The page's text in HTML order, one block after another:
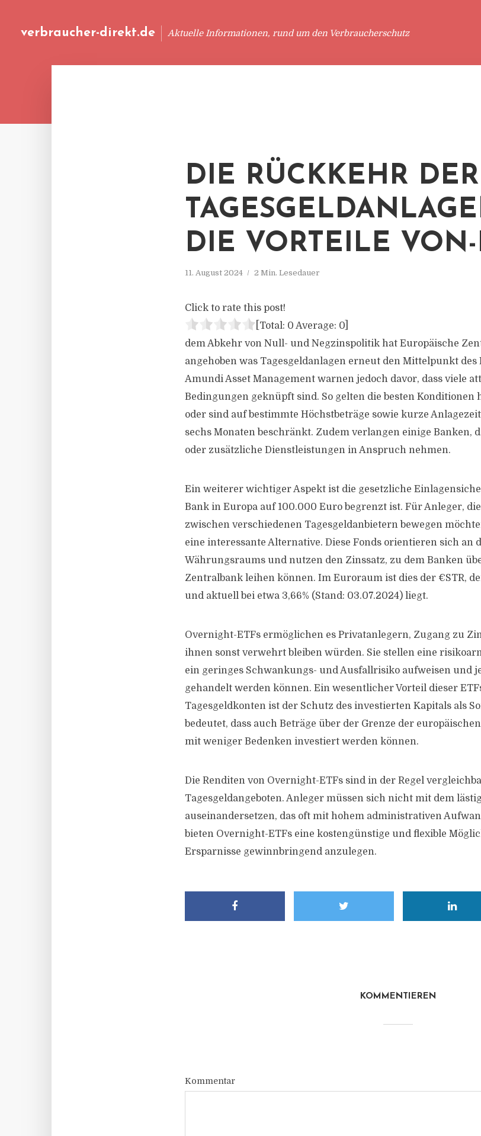
verbraucher-direkt.de Aktuelle Informationen, rund um den Verbraucherschutz
DIE RÜCKKEHR DER
DIE VORTEILE VON-
11. August 2024 2 Min. Lesedauer
Click to rate this post!
[Total: 0 Average: 0
dem Abkehr von Null- und Negzinspolitik hat Europäische
angehoben was Tagesgeldanlagen erneut den Mittelpunkt
Amundi Asset Management warnen jedoch davor, dass viele
Bedingungen geknüpft sind. So gelten die besten
oder sind auf bestimmte Höchstbeträge sowie kurze
sechs Monaten beschränkt. Zudem verlangen einige Banken,
oder zusätzliche Dienstleistungen in Anspruch nehmen.
Ein weiterer wichtiger Aspekt ist die gesetzliche
Bank in Europa auf 100.000 Euro begrenzt ist. Für Anleger,
zwischen verschiedenen Tagesgeldanbietern bewegen
eine interessante Alternative. Diese Fonds orientieren sich an
Währungsraums und nutzen den Zinssatz, zu dem Banken
Zentralbank leihen können. Im Euroraum ist dies der €STR,
und aktuell bei etwa 3,66% (Stand: 03.07.2024) liegt.
Overnight-ETFs ermöglichen es Privatanlegern, Zugang zu
ihnen sonst verwehrt bleiben würden. Sie stellen eine
ein geringes Schwankungs- und Ausfallrisiko aufweisen und
gehandelt werden können. Ein wesentlicher Vorteil dieser
Tagesgeldkonten ist der Schutz des investierten Kapitals als
bedeutet, dass auch Beträge über der Grenze der
mit weniger Bedenken investiert werden können.
Die Renditen von Overnight-ETFs sind in der Regel
Tagesgeldangeboten. Anleger müssen sich nicht mit dem
auseinandersetzen, das oft mit hohem administrativen
bieten Overnight-ETFs eine kostengünstige und flexible
Ersparnisse gewinnbringend anzulegen.
KOMMENTIEREN
Kommentar